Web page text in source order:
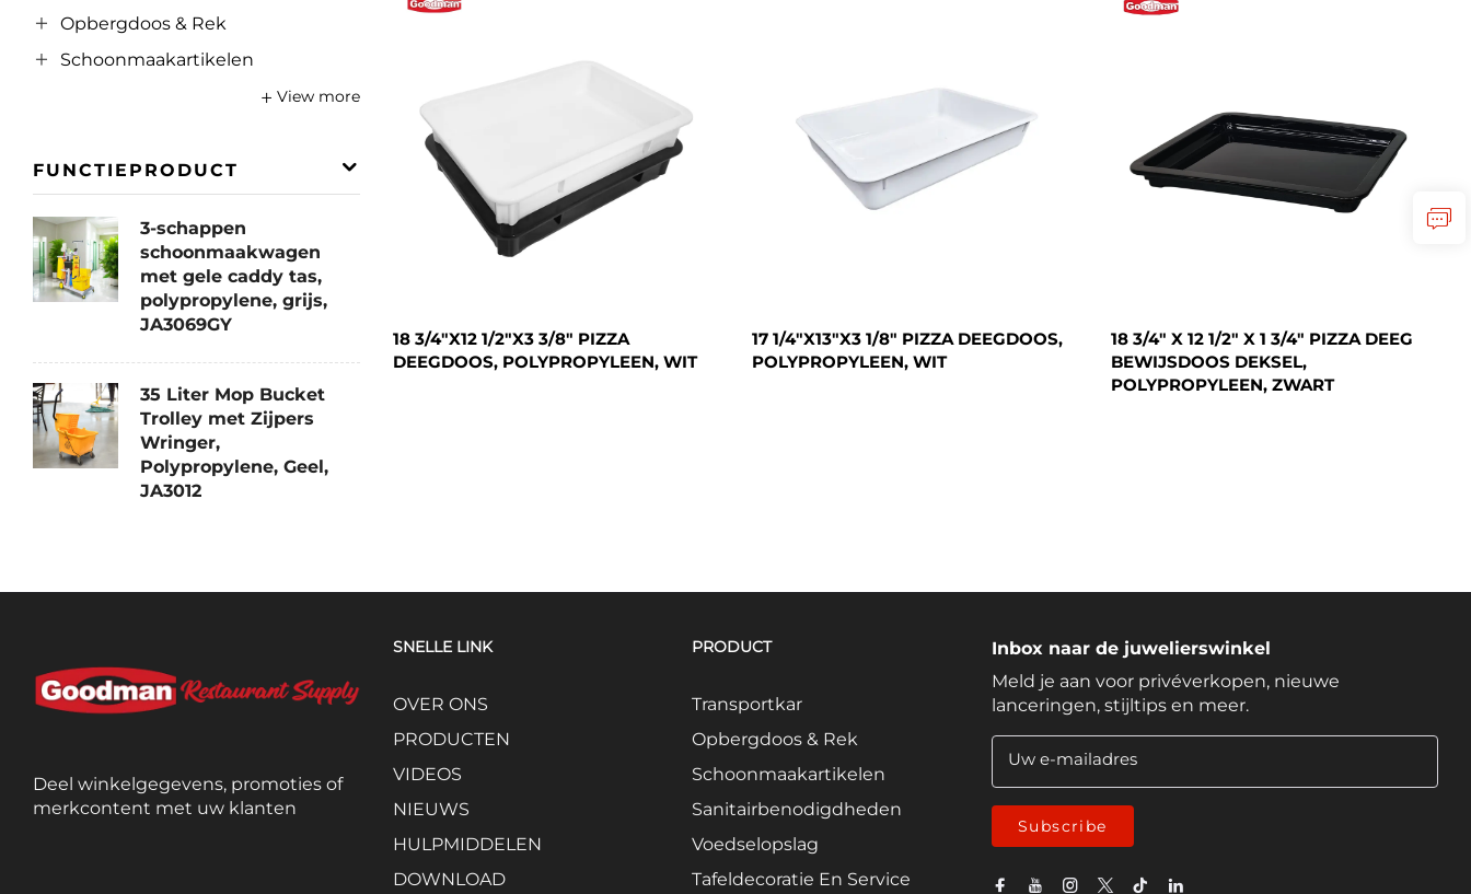
Opbergdoos & Rek
Schoonmaakartikelen
View more
FUNCTIEPRODUCT
3-schappen
schoonmaakwagen
met gele caddy tas,
polypropylene, grijs,
JA3069GY
35 Liter Mop Bucket
Trolley met Zijpers
Wringer,
Polypropylene, Geel,
JA3012
18 3/4"X12 1/2"X3 3/8" PIZZA
DEEGDOOS, POLYPROPYLEEN, WIT
17 1/4"X13"X3 1/8" PIZZA DEEGDOOS,
POLYPROPYLEEN, WIT
18 3/4" X 12 1/2" X 1 3/4" PIZZA DEEG
BEWIJSDOOS DEKSEL,
POLYPROPYLEEN, ZWART
Deel winkelgegevens, promoties of
merkcontent met uw klanten
SNELLE LINK
OVER ONS
PRODUCTEN
VIDEOS
NIEUWS
HULPMIDDELEN
DOWNLOAD
PRODUCT
Transportkar
Opbergdoos & Rek
Schoonmaakartikelen
Sanitairbenodigdheden
Voedselopslag
Tafeldecoratie En Service
Inbox naar de juwelierswinkel
Meld je aan voor privéverkopen, nieuwe
lanceringen, stijltips en meer.
Uw e-mailadres
Subscribe